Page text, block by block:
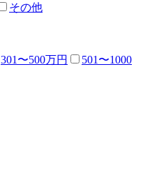
その他
301〜500万円
501〜1000